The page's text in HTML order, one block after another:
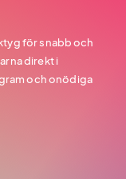
för snabb och
direkt i
och onödiga